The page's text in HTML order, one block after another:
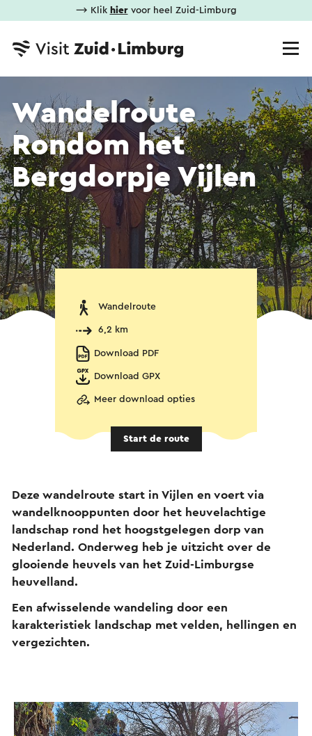
⟶ Klik hiervoor heel Zuid-Limburg
Wandelroute
Rondom het
Bergdorpje Vijlen
Wandelroute
6,2 km
Download PDF
Download GPX
Meer download opties
Start de route
Deze wandelroute start in Vijlen en voert via
wandelknooppunten door het heuvelachtige
landschap rond het hoogstgelegen dorp van
Nederland. Onderweg heb je uitzicht over de
glooiende heuvels van het Zuid-Limburgse
heuvelland.
Een afwisselende wandeling door een
karakteristiek landschap met velden, hellingen en
vergezichten.